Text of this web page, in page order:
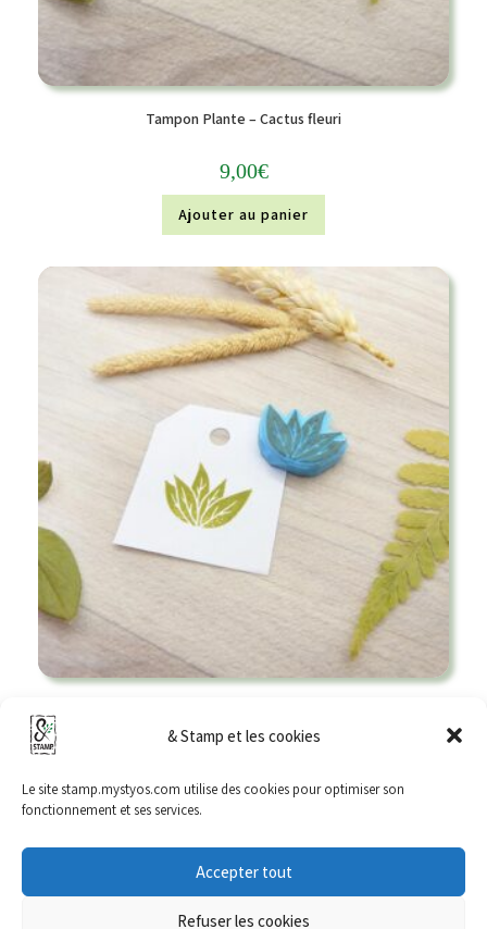
& Stamp et les cookies
Le site stamp.mystyos.com utilise des cookies pour optimiser son
fonctionnement et ses services.
Accepter tout
Refuser les cookies
Tampon Plante – Cactus fleuri
9,00€
Ajouter au panier
Ajouter au panier